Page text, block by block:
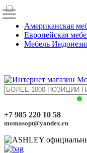
Американская
Европейская
Мебель
+7 985 220 10 58
momasopt@yandex.ru